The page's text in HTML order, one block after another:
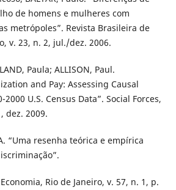
de homens e mulheres com
metrópoles”. Revista Brasileira de
v. 23, n. 2, jul./dez. 2006.
Paula; ALLISON, Paul.
and Pay: Assessing Causal
U.S. Census Data”. Social Forces,
dez. 2009.
“Uma resenha teórica e empírica
Rio de Janeiro, v. 57, n. 1, p.